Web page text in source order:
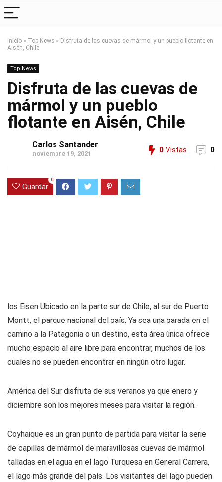
Inicio » Top News » Disfruta de las cuevas de mármol y un pueblo flotante en
Aisén, Chile
Top News
Disfruta de las cuevas de
mármol y un pueblo
flotante en Aisén, Chile
Carlos Santander
noviembre 19, 2021 0 Vistas 0
Guardar
0
los Eisen Ubicado en la parte sur de Chile, al sur de Puerto
Montt, el parque nacional del país. Ya sea una parada en el
camino a la Patagonia o un destino, esta área única ofrece
mucho espacio al aire libre para encontrar, muchos de los
cuales no se pueden encontrar en ningún otro lugar.
América del Sur disfruta de sus veranos ya que enero y
diciembre son los mejores meses para visitar la región.
Coyhaique es un gran punto de partida para visitar la serie
de capillas de mármol de maravillosas cuevas de mármol
talladas en el agua en el lago Turquesa en General Carrera,
el lago más grande del país. Los visitantes del lago pueden